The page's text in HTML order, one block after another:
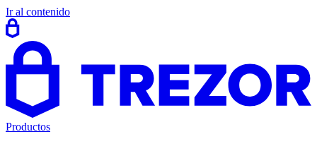
Ir al contenido
Productos